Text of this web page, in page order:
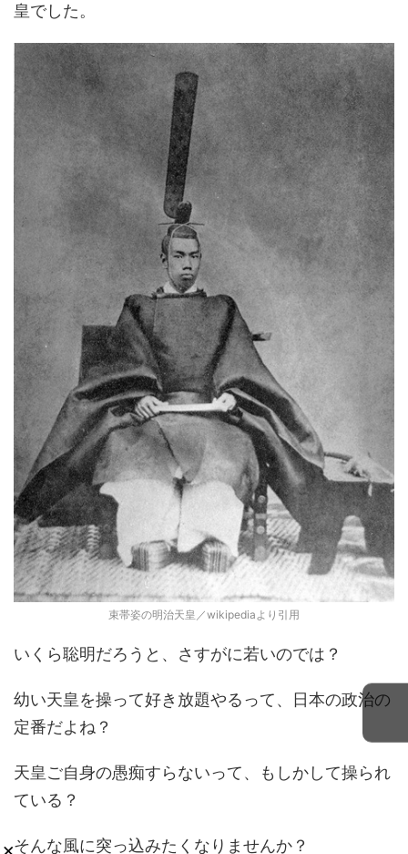
皇でした。
束帯姿の明治天皇／wikipediaより引用
いくら聡明だろうと、さすがに若いのでは？
幼い天皇を操って好き放題やるって、日本の政治の
定番だよね？
天皇ご自身の愚痴すらないって、もしかして操られ
ている？
そんな風に突っ込みたくなりませんか？